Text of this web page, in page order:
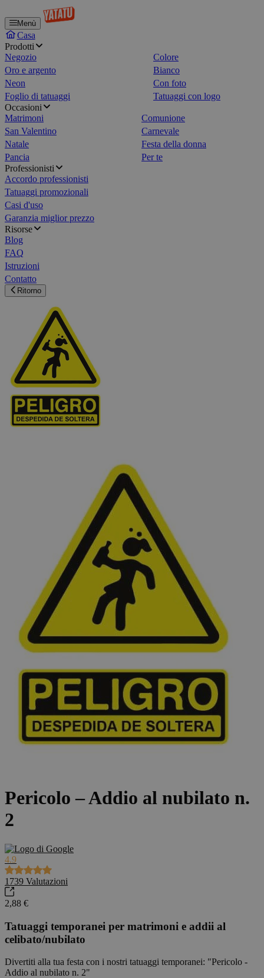
Menù
Casa
Prodotti
Negozio
Colore
Oro e argento
Bianco
Neon
Con foto
Foglio di tatuaggi
Tatuaggi con logo
Occasioni
Matrimoni
Comunione
San Valentino
Carnevale
Natale
Festa della donna
Pancia
Per te
Professionisti
Accordo professionisti
Tatuaggi promozionali
Casi d'uso
Garanzia miglior prezzo
Risorse
Blog
FAQ
Istruzioni
Contatto
Ritorno
Pericolo – Addio al nubilato n.
2
4.9
1739 Valutazioni
2,88 €
Tatuaggi temporanei per matrimoni e addii al
celibato/nubilato
Divertiti alla tua festa con i nostri tatuaggi temporanei: "Pericolo -
Addio al nubilato n. 2"